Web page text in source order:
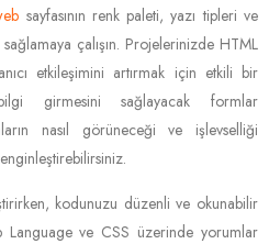
sayfasının renk paleti, yazı tipleri ve
çalışın. Projelerinizde HTML
etkileşimini artırmak için etkili bir
bilgi girmesini sağlayacak formlar
nasıl görüneceği ve işlevselliği
kodunuzu düzenli ve okunabilir
Language ve CSS üzerinde yorumlar